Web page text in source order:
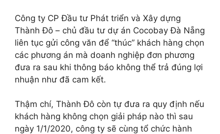
Công ty CP Đầu tư Phát triển và Xây dựng
Thành Đô – chủ đầu tư dự án Cocobay Đà Nẵng
liên tục gửi công văn để “thúc” khách hàng chọn
các phương án mà doanh nghiệp đơn phương
đưa ra sau khi thông báo không thể trả đúng lợi
nhuận như đã cam kết.
Thậm chí, Thành Đô còn tự đưa ra quy định nếu
khách hàng không chọn giải pháp nào thì sau
ngày 1/1/2020, công ty sẽ cùng tổ chức hành